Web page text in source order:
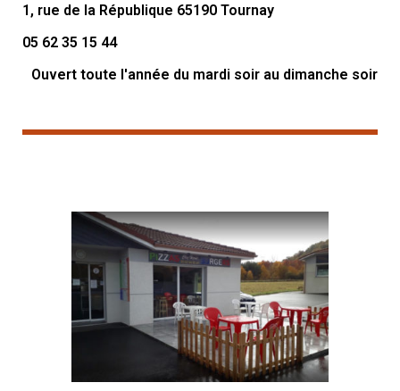
1, rue de la République 65190 Tournay
05 62 35 15 44
Ouvert toute l'année du mardi soir au dimanche soir